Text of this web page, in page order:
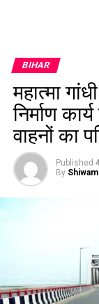
BIHAR
महात्मा
निर्माण
वाहनों का
Published
By